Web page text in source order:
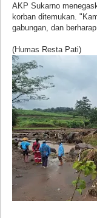
AKP Sukarno
korban ditemukan.
gabungan, dan
(Humas Resta Pati)